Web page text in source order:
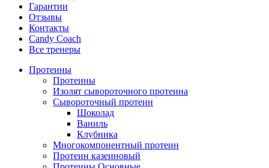
Гарантии
Отзывы
Контакты
Candy Coach
Все тренеры
Протеины
Протеины
Изолят сывороточного протеина
Сывороточный протеин
Шоколад
Ваниль
Клубника
Многокомпонентный протеин
Протеин казеиновый